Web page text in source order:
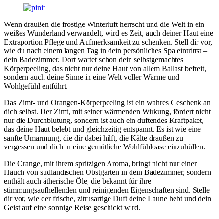
Wenn draußen die frostige Winterluft herrscht und die Welt in ein
weißes Wunderland verwandelt, wird es Zeit, auch deiner Haut eine
Extraportion Pflege und Aufmerksamkeit zu schenken. Stell dir vor,
wie du nach einem langen Tag in dein persönliches Spa eintrittst –
dein Badezimmer. Dort wartet schon dein selbstgemachtes
Körperpeeling, das nicht nur deine Haut von allem Ballast befreit,
sondern auch deine Sinne in eine Welt voller Wärme und
Wohlgefühl entführt.
Das Zimt- und Orangen-Körperpeeling ist ein wahres Geschenk an
dich selbst. Der Zimt, mit seiner wärmenden Wirkung, fördert nicht
nur die Durchblutung, sondern ist auch ein duftendes Kraftpaket,
das deine Haut belebt und gleichzeitig entspannt. Es ist wie eine
sanfte Umarmung, die dir dabei hilft, die Kälte draußen zu
vergessen und dich in eine gemütliche Wohlfühloase einzuhüllen.
Die Orange, mit ihrem spritzigen Aroma, bringt nicht nur einen
Hauch von südländischen Obstgärten in dein Badezimmer, sondern
enthält auch ätherische Öle, die bekannt für ihre
stimmungsaufhellenden und reinigenden Eigenschaften sind. Stelle
dir vor, wie der frische, zitrusartige Duft deine Laune hebt und dein
Geist auf eine sonnige Reise geschickt wird.